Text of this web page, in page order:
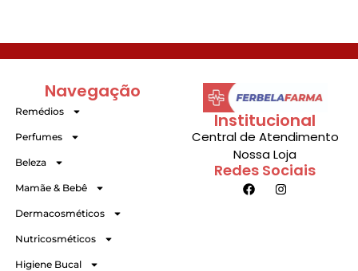
Institucional
Central de Atendimento
Nossa Loja
Redes Sociais
Navegação
Remédios
Perfumes
Beleza
Mamãe & Bebê
Dermacosméticos
Nutricosméticos
Higiene Bucal